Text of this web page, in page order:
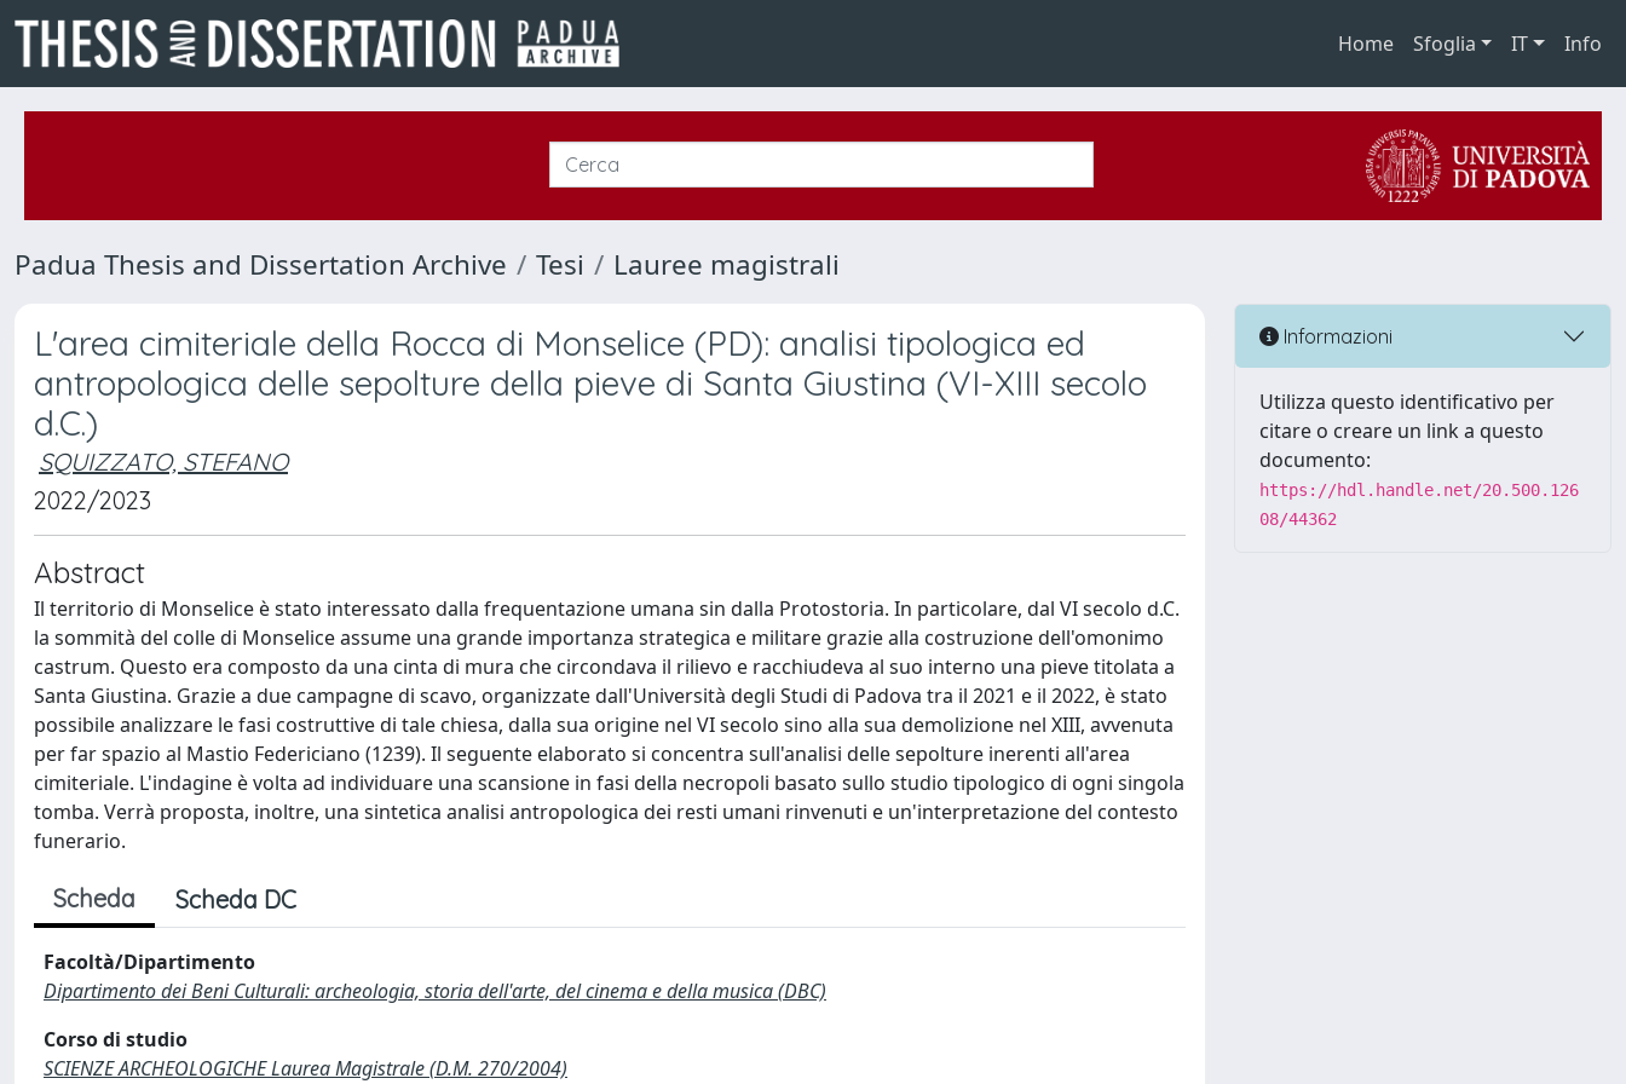
Home Sfoglia IT Info
Padua Thesis and Dissertation Archive Tesi Lauree magistrali
L'area cimiteriale della Rocca di Monselice (PD): analisi tipologica ed
antropologica delle sepolture della pieve di Santa Giustina (VI-XIII secolo
d.C.)
SQUIZZATO, STEFANO
2022/2023
Abstract
Il territorio di Monselice è stato interessato dalla frequentazione umana sin dalla Protostoria. In particolare, dal VI secolo d.C.
la sommità del colle di Monselice assume una grande importanza strategica e militare grazie alla costruzione dell'omonimo
castrum. Questo era composto da una cinta di mura che circondava il rilievo e racchiudeva al suo interno una pieve titolata a
Santa Giustina. Grazie a due campagne di scavo, organizzate dall'Università degli Studi di Padova tra il 2021 e il 2022, è stato
possibile analizzare le fasi costruttive di tale chiesa, dalla sua origine nel VI secolo sino alla sua demolizione nel XIII, avvenuta
per far spazio al Mastio Federiciano (1239). Il seguente elaborato si concentra sull'analisi delle sepolture inerenti all'area
cimiteriale. L'indagine è volta ad individuare una scansione in fasi della necropoli basato sullo studio tipologico di ogni singola
tomba. Verrà proposta, inoltre, una sintetica analisi antropologica dei resti umani rinvenuti e un'interpretazione del contesto
funerario.
Scheda Scheda DC
Facoltà/Dipartimento
Dipartimento dei Beni Culturali: archeologia, storia dell'arte, del cinema e della musica (DBC)
Corso di studio
SCIENZE ARCHEOLOGICHE Laurea Magistrale (D.M. 270/2004)
Informazioni
Utilizza questo identificativo per
citare o creare un link a questo
documento:
https://hdl.handle.net/20.500.126
08/44362